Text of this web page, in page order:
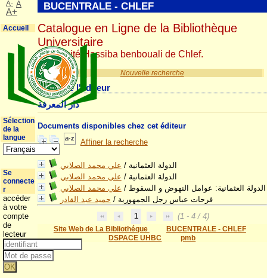
Nouvelle recherche
Détail de l'éditeur
دار المعرفة
Documents disponibles chez cet éditeur
Affiner la recherche
الدولة العثمانية / علي محمد الصلابي
الدولة العثمانية / علي محمد الصلابي
الدولة العثمانية: عوامل النهوض و السقوط / علي محمد الصلابي
فرحات عباس رجل الجمهورية / حميد عبد القادر
1
(1 - 4 / 4)
Site Web de La Bibliothéque
BUCENTRALE - CHLEF
DSPACE UHBC
pmb
BUCENTRALE - CHLEF
Catalogue en Ligne de la Bibliothèque
Universitaire
Université Hassiba benbouali de Chlef.
A- A
A+
Accueil
Sélection
de la
langue
Se
connecte
r
accéder
à votre
compte
de
lecteur